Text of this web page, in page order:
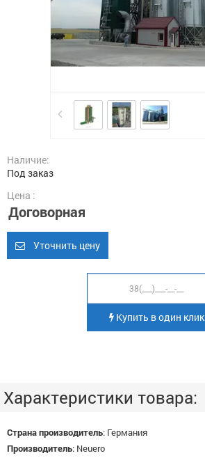
Наличие:
Под заказ
Цена :
Договорная
Уточнить цену
Купить в один клик
Характеристики товара:
Страна производитель: Германия
Производитель: Neuero